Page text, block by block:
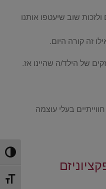
מתג
שוב שיעטפו אותנו
זה קורה היום.
של הילד/ה שהיינו אז.
בעלי עוצמה